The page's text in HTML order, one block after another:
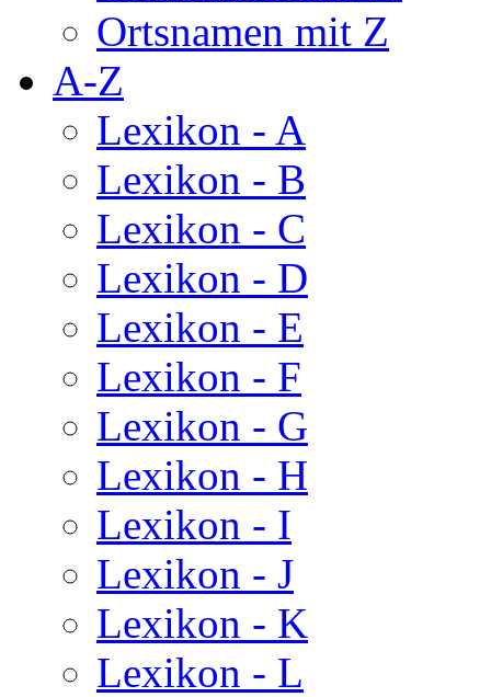
Ortsnamen mit Z
A-Z
Lexikon - A
Lexikon - B
Lexikon - C
Lexikon - D
Lexikon - E
Lexikon - F
Lexikon - G
Lexikon - H
Lexikon - I
Lexikon - J
Lexikon - K
Lexikon - L